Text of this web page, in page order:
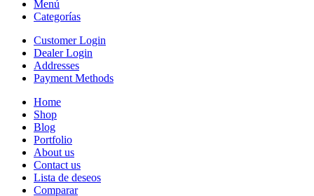
Menú
Categorías
Customer Login
Dealer Login
Addresses
Payment Methods
Home
Shop
Blog
Portfolio
About us
Contact us
Lista de deseos
Comparar